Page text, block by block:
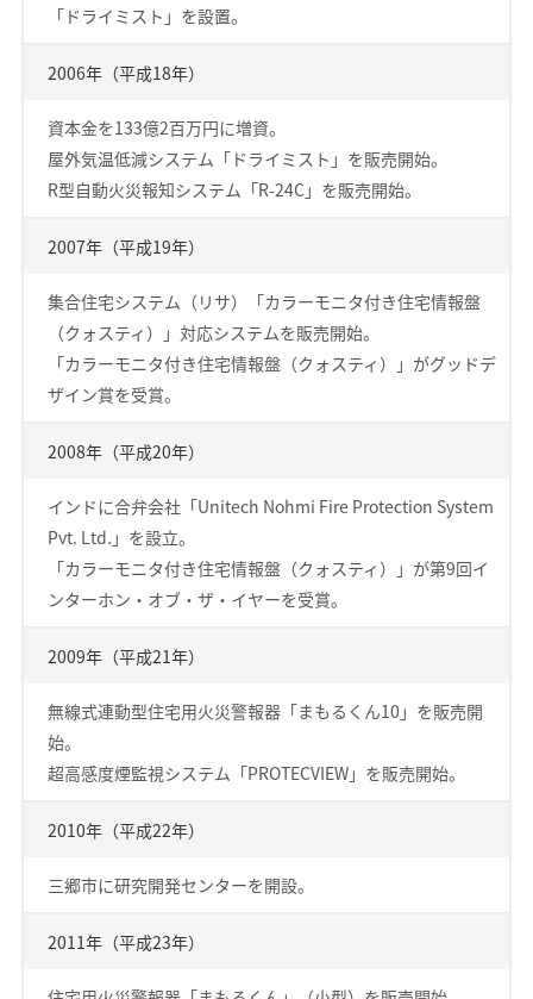
「ドライミスト」を設置。
2006年（平成18年）
資本金を133億2百万円に増資。
屋外気温低減システム「ドライミスト」を販売開始。
R型自動火災報知システム「R-24C」を販売開始。
2007年（平成19年）
集合住宅システム（リサ）「カラーモニタ付き住宅情報盤
（クォスティ）」対応システムを販売開始。
「カラーモニタ付き住宅情報盤（クォスティ）」がグッドデ
ザイン賞を受賞。
2008年（平成20年）
インドに合弁会社「Unitech Nohmi Fire Protection System
Pvt. Ltd.」を設立。
「カラーモニタ付き住宅情報盤（クォスティ）」が第9回イ
ンターホン・オブ・ザ・イヤーを受賞。
2009年（平成21年）
無線式連動型住宅用火災警報器「まもるくん10」を販売開
始。
超高感度煙監視システム「PROTECVIEW」を販売開始。
2010年（平成22年）
三郷市に研究開発センターを開設。
2011年（平成23年）